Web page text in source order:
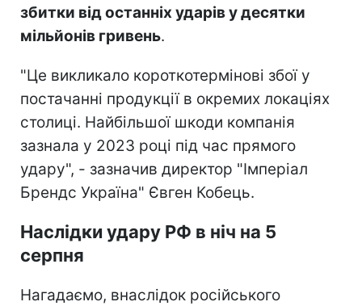
збитки від останніх ударів у десятки
мільйонів гривень.
"Це викликало короткотермінові збої у
постачанні продукції в окремих локаціях
столиці. Найбільшої шкоди компанія
зазнала у 2023 році під час прямого
удару", - зазначив директор "Імперіал
Брендс Україна" Євген Кобець.
Наслідки удару РФ в ніч на 5
серпня
Нагадаємо, внаслідок російського